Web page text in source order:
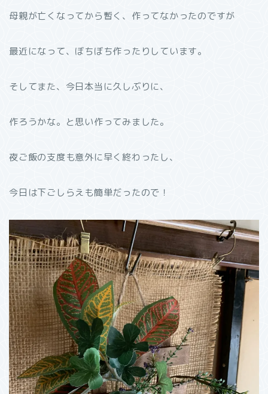
母親が亡くなってから暫く、作ってなかったのですが
最近になって、ぼちぼち作ったりしています。
そしてまた、今日本当に久しぶりに、
作ろうかな。と思い作ってみました。
夜ご飯の支度も意外に早く終わったし、
今日は下ごしらえも簡単だったので！